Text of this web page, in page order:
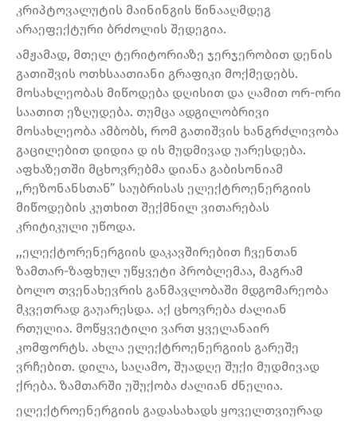
კრიპტოვალუტის მაინინგის წინააღმდეგ
არაეფექტური ბრძოლის შედეგია.
ამჟამად, მთელ ტერიტორიაზე ჯერჯერობით დენის
გათიშვის ოთხსაათიანი გრაფიკი მოქმედებს.
მოსახლეობას მიწოდება დღისით და ღამით ორ-ორი
საათით ეზღუდება. თუმცა ადგილობრივი
მოსახლეობა ამბობს, რომ გათიშვის ხანგრძლივობა
გაცილებით დიდია დ ის მუდმივად უარესდება.
აფხაზეთში მცხოვრებმა დიანა გაბისონიამ
,,რეზონანსთან” საუბრისას ელექტროენერგიის
მიწოდების კუთხით შექმნილ ვითარებას
კრიტიკული უწოდა.
,,ელექტორენერგიის დაკავშირებით ჩვენთან
ზამთარ-ზაფხულ უწყვეტი პრობლემაა, მაგრამ
ბოლო თვენახევრის განმავლობაში მდგომარეობა
მკვეთრად გაუარესდა. აქ ცხოვრება ძალიან
რთულია. მოწყვეტილი ვართ ყველანაირ
კომფორტს. ახლა ელექტროენერგიის გარეშე
ვრჩებით. დილა, საღამო, შუადღე შუქი მუდმივად
ქრება. ზამთარში უშუქობა ძალიან ძნელია.
ელექტროენერგიის გადასახადს ყოველთვიურად